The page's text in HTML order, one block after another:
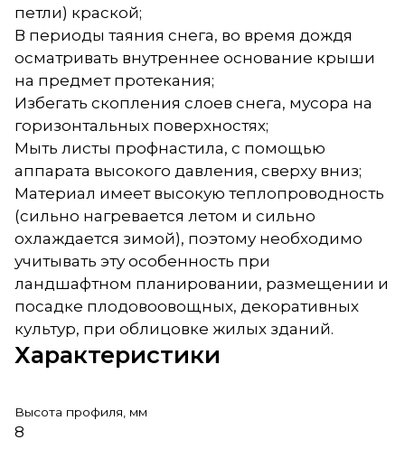
петли) краской;
В периоды таяния снега, во время дождя
осматривать внутреннее основание крыши
на предмет протекания;
Избегать скопления слоев снега, мусора на
горизонтальных поверхностях;
Мыть листы профнастила, с помощью
аппарата высокого давления, сверху вниз;
Материал имеет высокую теплопроводность
(сильно нагревается летом и сильно
охлаждается зимой), поэтому необходимо
учитывать эту особенность при
ландшафтном планировании, размещении и
посадке плодовоовощных, декоративных
культур, при облицовке жилых зданий.
Характеристики
Высота профиля, мм
8